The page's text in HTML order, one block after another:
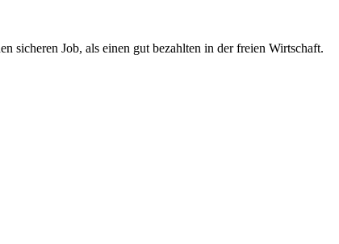
sicheren Job, als einen gut bezahlten in der freien Wirtschaft.